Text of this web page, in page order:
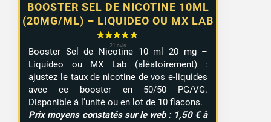
BOOSTER SEL DE NICOTINE 10ML
(20MG/ML) – LIQUIDEO OU MX LAB
Booster Sel de Nicotine 10 ml 20 mg –
Liquideo ou MX Lab (aléatoirement) :
ajustez le taux de nicotine de vos e-liquides
avec ce booster en 50/50 PG/VG.
Disponible à l’unité ou en lot de 10 flacons.
Prix moyens constatés sur le web : 1,50 € à